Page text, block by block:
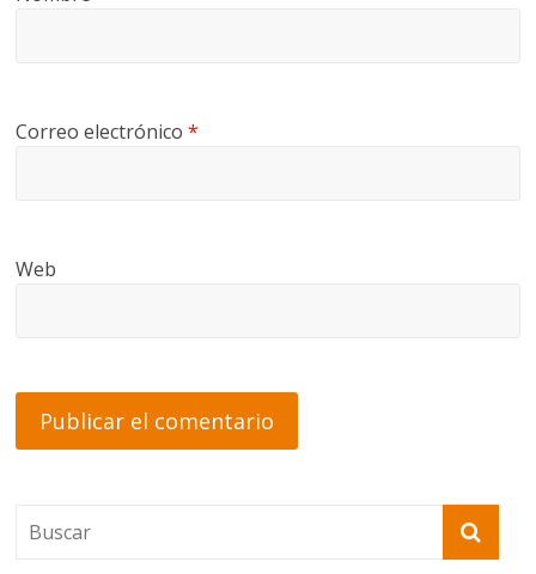
Correo electrónico*
Web